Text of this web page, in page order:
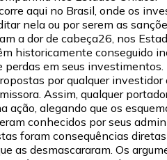
aqui no Brasil, onde os
nela ou por serem as
a dor de cabeça26, nos
historicamente conseguido
perdas em seus investimentos.
por qualquer investidor
Assim, qualquer
ação, alegando que os
conhecidos por seus
foram consequências
as desmascararam. Os